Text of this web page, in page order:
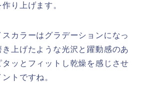
り上げます。
カラーはグラデーションになっ
上げたような光沢と躍動感のあ
ッとフィットし乾燥を感じさせ
トですね。